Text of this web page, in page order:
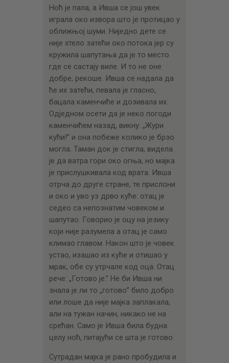
Ноћ је пала, а Ивша се још увек
играла око извора што је протицао у
оближњој шуми. Ниједно дете се
није хтело затећи око потока јер су
кружила шапутања да је то место
где се састају виле. И то не оне
добре, рекоше. Ивша се надала да
ће их затећи, певала је гласно,
бацала каменчиће и дозивала их.
Одједном осети да је неко погоди
каменчићем назад, викну: „Жури
кући!” и она побеже колико је брзо
могла. Таман док је стигла, видела
је да ватра гори око огња, но мајка
је прислушкивала код врата. Ивша
отрча до друге стране, те прислони
и око и уво уз дрво куће: отац је
седео са непознатим човеком и
шапутао. Говорио је оцу на језику
који није разумела а отац је само
климао главом. Након што је човек
устао, изашао из куће и отишао у
мрак, обе су утрчале код оца. Отац
рече: „Готово је.” Не би Ивша ни
знала је ли то „готово” било добро
или лоше да није мајка заплакала,
али на тужан начин, никако не на
срећан. Само је Ивша била будна
целу ноћ, питајући се шта је готово.
Сутрадан мајка је рано пробудила и